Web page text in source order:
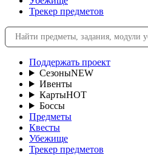
Трекер предметов
Поддержать проект
СезоныNEW
Ивенты
КартыHOT
Боссы
Предметы
Квесты
Убежище
Трекер предметов